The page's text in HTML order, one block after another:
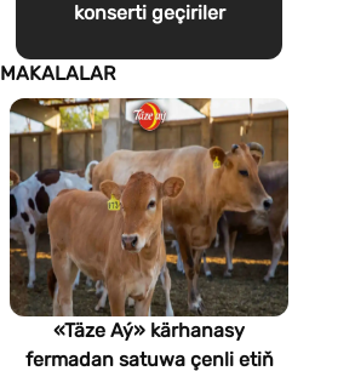
konserti geçiriler
MAKALALAR
«Täze Aý» kärhanasy
fermadan satuwa çenli etiň